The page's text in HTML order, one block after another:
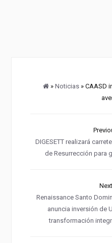
» Noticias» CAASD
DIGESETT realizará
de Resurrección para
Renaissance Santo
anuncia inversión de
transformación